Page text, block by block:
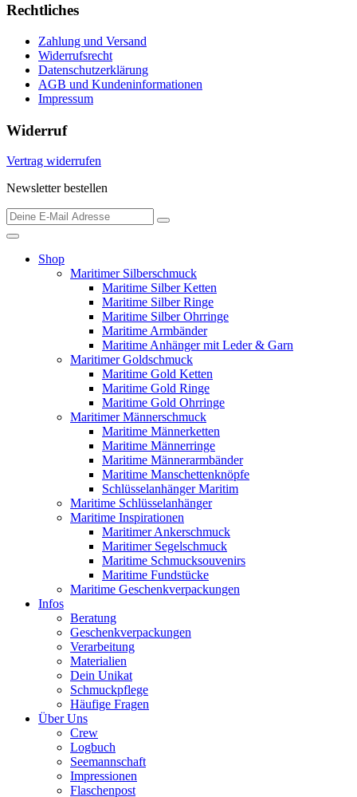
Rechtliches
Zahlung und Versand
Widerrufsrecht
Datenschutzerklärung
AGB und Kundeninformationen
Impressum
Widerruf
Vertrag widerrufen
Newsletter bestellen
Shop
Maritimer Silberschmuck
Maritime Silber Ketten
Maritime Silber Ringe
Maritime Silber Ohrringe
Maritime Armbänder
Maritime Anhänger mit Leder & Garn
Maritimer Goldschmuck
Maritime Gold Ketten
Maritime Gold Ringe
Maritime Gold Ohrringe
Maritimer Männerschmuck
Maritime Männerketten
Maritime Männerringe
Maritime Männerarmbänder
Maritime Manschettenknöpfe
Schlüsselanhänger Maritim
Maritime Schlüsselanhänger
Maritime Inspirationen
Maritimer Ankerschmuck
Maritimer Segelschmuck
Maritime Schmucksouvenirs
Maritime Fundstücke
Maritime Geschenkverpackungen
Infos
Beratung
Geschenkverpackungen
Verarbeitung
Materialien
Dein Unikat
Schmuckpflege
Häufige Fragen
Über Uns
Crew
Logbuch
Seemannschaft
Impressionen
Flaschenpost